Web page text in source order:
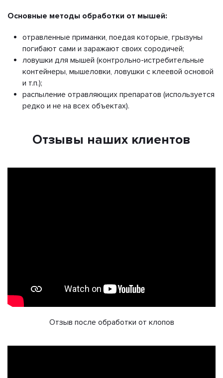
Основные методы обработки от мышей:
отравленные приманки, поедая которые, грызуны
погибают сами и заражают своих сородичей;
ловушки для мышей (контрольно-истребительные
контейнеры, мышеловки, ловушки с клеевой основой
и т.п.);
распыление отравляющих препаратов (используется
редко и не на всех объектах).
Отзывы наших клиентов
Отзыв после обработки от клопов